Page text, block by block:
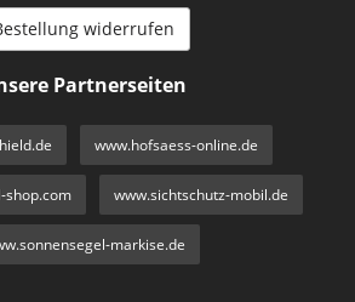
widerrufen
Partnerseiten
www.hofsaess-online.de
shop.com www.sichtschutz-mobil.de
markise.de